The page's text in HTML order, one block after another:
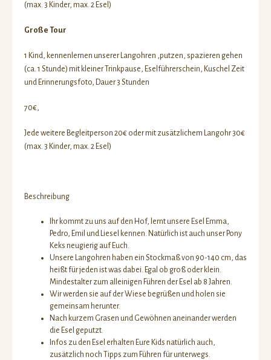
(max. 3 Kinder, max. 2 Esel)
Große Tour
1 Kind, kennenlernen unserer Langohren ,putzen, spazieren gehen
(ca. 1 Stunde) mit kleiner Trinkpause, Eselführerschein, Kuschel Zeit
und Erinnerungsfoto, Dauer 3 Stunden
70€,
Jede weitere Begleitperson 20€ oder mit zusätzlichem Langohr 30€
(max. 3 Kinder, max. 2 Esel)
Beschreibung
Ihr kommt zu uns auf den Hof, lernt unsere Esel Emma,
Pedro, Emil und Liesel kennen. Natürlich ist auch unser Pony
Keks neugierig auf Euch.
Unsere Langohren haben ein Stockmaß von 90-140 cm, das
heißt für jeden ist was dabei. Egal ob groß oder klein.
Mindestalter zum alleinigen Führen der Esel ab 8 Jahren.
Wir werden sie auf der Wiese begrüßen und holen sie
gemeinsam herunter.
Nach kurzem Grasen und Gewöhnen aneinander werden
die Esel geputzt.
Infos zu den Esel erhalten Eure Kids natürlich auch,
zusätzlich noch Tipps zum Führen für unterwegs.